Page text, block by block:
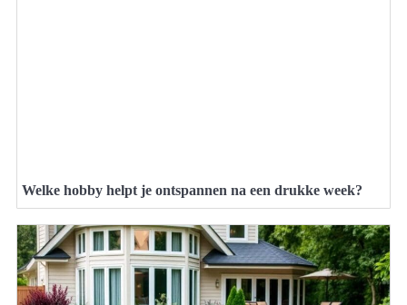
Welke hobby helpt je ontspannen na een drukke week?